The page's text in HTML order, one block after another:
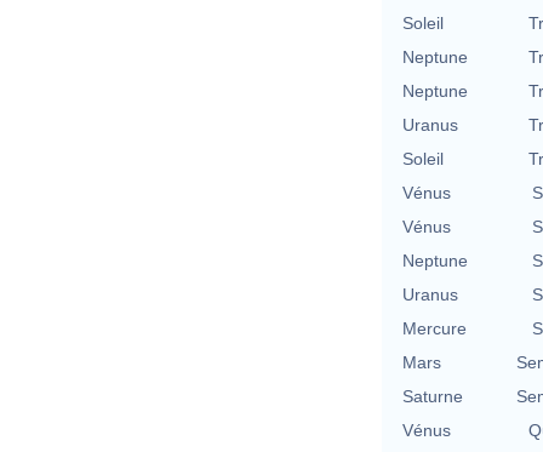
Soleil
Neptune
Neptune
Uranus
Soleil
Vénus
Vénus
Neptune
Uranus
Mercure
Mars
Saturne
Vénus